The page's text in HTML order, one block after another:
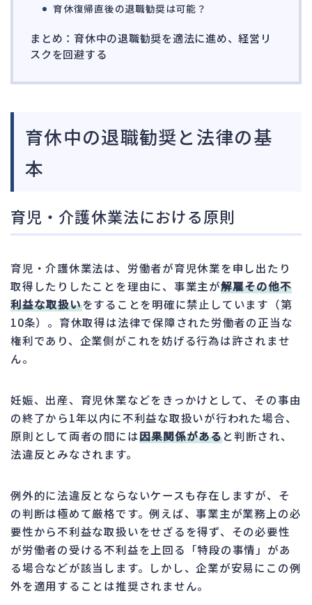
育休復帰直後の退職勧奨は可能？
まとめ：育休中の退職勧奨を適法に進め、経営リ
スクを回避する
育休中の退職勧奨と法律の基
本
育児・介護休業法における原則
育児・介護休業法は、労働者が育児休業を申し出たり
取得したりしたことを理由に、事業主が解雇その他不
利益な取扱いをすることを明確に禁止しています（第
10条）。育休取得は法律で保障された労働者の正当な
権利であり、企業側がこれを妨げる行為は許されませ
ん。
妊娠、出産、育児休業などをきっかけとして、その事由
の終了から1年以内に不利益な取扱いが行われた場合、
原則として両者の間には因果関係があると判断され、
法違反とみなされます。
例外的に法違反とならないケースも存在しますが、そ
の判断は極めて厳格です。例えば、事業主が業務上の必
要性から不利益な取扱いをせざるを得ず、その必要性
が労働者の受ける不利益を上回る「特段の事情」があ
る場合などが該当します。しかし、企業が安易にこの例
外を適用することは推奨されません。